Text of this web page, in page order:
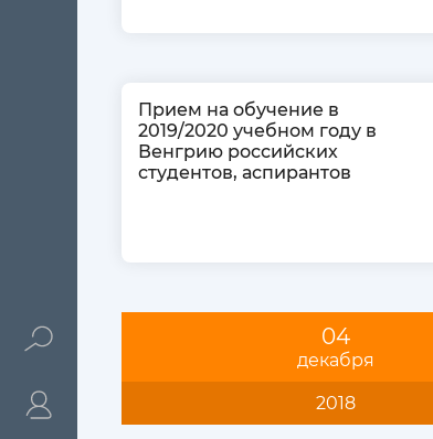
Прием на обучение в
2019/2020 учебном году в
Венгрию российских
студентов, аспирантов
04
декабря
2018